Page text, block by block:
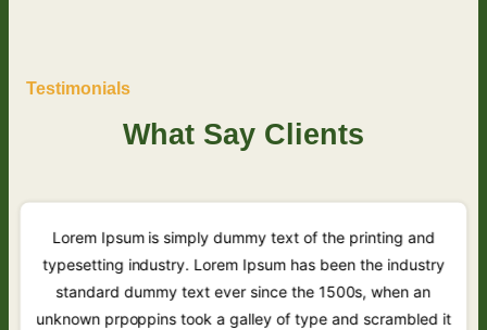
Testimonials
What Say Clients
Lorem Ipsum is simply dummy text of the printing and
typesetting industry. Lorem Ipsum has been the industry
standard dummy text ever since the 1500s, when an
unknown prpoppins took a galley of type and scrambled it